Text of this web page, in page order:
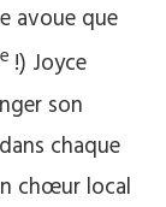
avoue que
!) Joyce
son
chaque
chœur local